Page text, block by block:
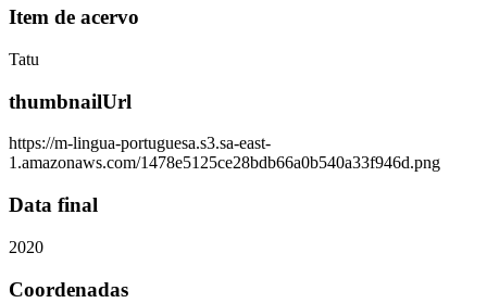
Item de acervo
Tatu
thumbnailUrl
https://m-lingua-portuguesa.s3.sa-east-
1.amazonaws.com/1478e5125ce28bdb66a0b540a33f946d.png
Data final
2020
Coordenadas